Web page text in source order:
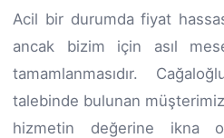
Acil bir durumda fiyat
ancak bizim için asıl
tamamlanmasıdır.
talebinde bulunan
hizmetin değerine ikna